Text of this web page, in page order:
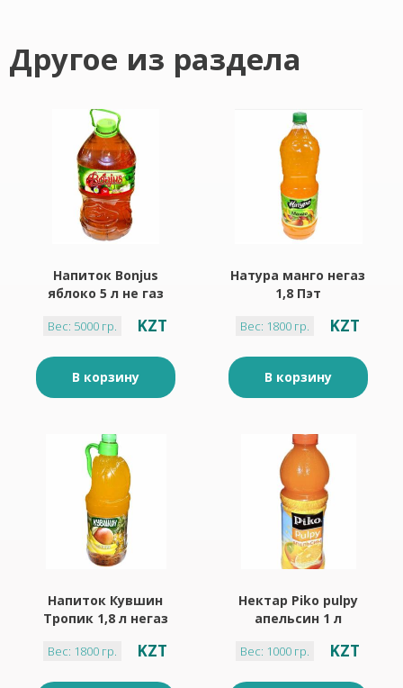
Другое из раздела
Напиток Bonjus
яблоко 5 л не газ
Вес: 5000 гр. KZT
В корзину
Натура манго негаз
1,8 Пэт
Вес: 1800 гр. KZT
В корзину
Напиток Кувшин
Тропик 1,8 л негаз
Вес: 1800 гр. KZT
Нектар Piko pulpy
апельсин 1 л
Вес: 1000 гр. KZT